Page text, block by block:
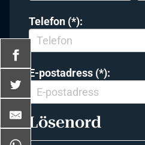
Telefon (*):
E-postadress (*):
Lösenord